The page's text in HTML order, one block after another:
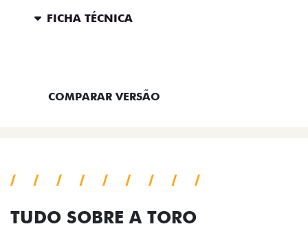
FICHA TÉCNICA
COMPARAR VERSÃO
TUDO SOBRE A TORO